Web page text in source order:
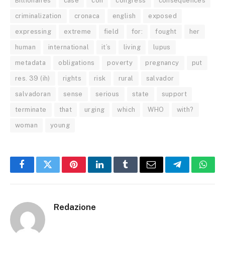
criminalization cronaca english exposed
expressing extreme field for: fought her
human international it’s living lupus
metadata obligations poverty pregnancy put
res. 39 (ih) rights risk rural salvador
salvadoran sense serious state support
terminate that urging which WHO with?
woman young
FacebookTwitterPinterestLinkedInTumblrEmail Telegram
Redazione